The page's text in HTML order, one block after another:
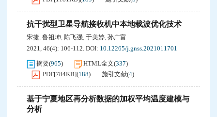
抗干扰型卫星导航接收机中本地载波优化技术
宋捷, 鲁祖坤, 陈飞强, 于美婷, 孙广富
2021, 46(4): 106-112. DOI: 10.12265/j.gnss.2021011701
摘要(965) HTML全文(337)
PDF[784KB](188) 施引文献(4)
基于宁夏地区再分析数据的加权平均温度建模与
分析